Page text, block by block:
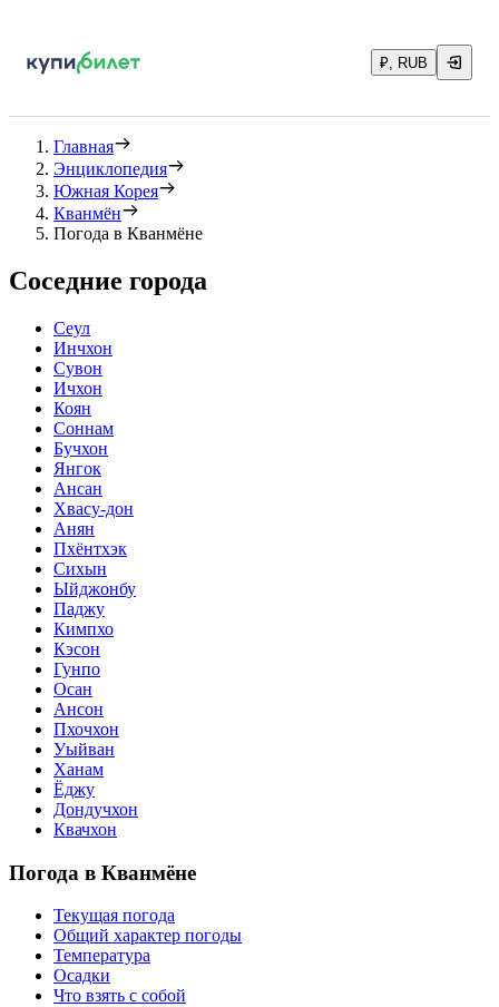
₽, RUB
Главная
Энциклопедия
Южная Корея
Кванмён
Погода в Кванмёне
Соседние города
Сеул
Инчхон
Сувон
Ичхон
Коян
Соннам
Бучхон
Янгок
Ансан
Хвасу-дон
Анян
Пхёнтхэк
Сихын
Ыйджонбу
Паджу
Кимпхо
Кэсон
Гунпо
Осан
Ансон
Пхочхон
Уыйван
Ханам
Ёджу
Дондучхон
Квачхон
Погода в Кванмёне
Текущая погода
Общий характер погоды
Температура
Осадки
Что взять с собой